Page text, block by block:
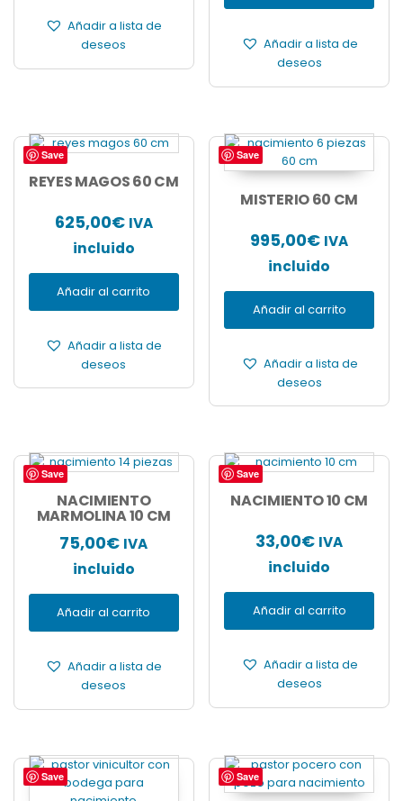
Añadir a lista de
deseos
Añadir a lista de
deseos
Save
REYES MAGOS 60 CM
625,00€ IVA
incluido
Añadir al carrito
Añadir a lista de
deseos
Save
MISTERIO 60 CM
995,00€ IVA
incluido
Añadir al carrito
Añadir a lista de
deseos
Save
NACIMIENTO
MARMOLINA 10 CM
75,00€ IVA
incluido
Añadir al carrito
Añadir a lista de
deseos
Save
NACIMIENTO 10 CM
33,00€ IVA
incluido
Añadir al carrito
Añadir a lista de
deseos
Save Save